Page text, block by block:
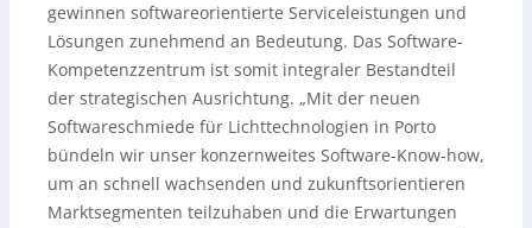
gewinnen softwareorientierte Serviceleistungen und
Lösungen zunehmend an Bedeutung. Das Software-
Kompetenzzentrum ist somit integraler Bestandteil
der strategischen Ausrichtung. „Mit der neuen
Softwareschmiede für Lichttechnologien in Porto
bündeln wir unser konzernweites Software-Know-how,
um an schnell wachsenden und zukunftsorientieren
Marktsegmenten teilzuhaben und die Erwartungen